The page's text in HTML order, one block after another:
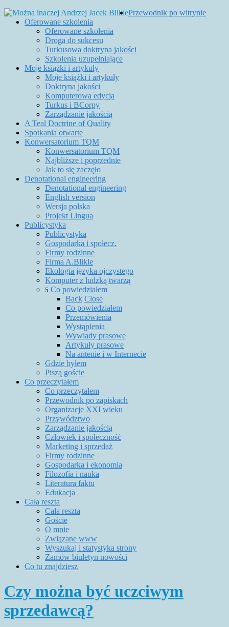
Przewodnik po witrynie
Oferowane szkolenia
Oferowane szkolenia
Droga do sukcesu
Turkusowa doktryna jakości
Szkolenia uzupełniające
Moje książki i artykuły
Moje książki i artykuły
Doktryna jakości
Komputerowa edycja
Turkus i BCorpy
Zarządzanie jakością
A Teal Doctrine of Quality
Spotkania otwarte
Konwersatorium TQM
Konwersatorium TQM
Najbliższe i poprzednie
Jak to się zaczęło
Denotational engineering
Denotational engineering
English version
Wersja polska
Projekt Lingua
Publicystyka
Publicystyka
Gospodarka i społecz.
Firmy rodzinne
Firma A.Blikle
Ekologia języka ojczystego
Komputer z ludzką twarzą
5 Co powiedziałem
Back Close
Co powiedziałem
Przemówienia
Wystąpienia
Wywiady prasowe
Artykuły prasowe
Na antenie i w Internecie
Gdzie byłem
Piszą goście
Co przeczytałem
Co przeczytałem
Przewodnik po zapiskach
Organizacje XXI wieku
Przywództwo
Zarządzanie jakością
Człowiek i społeczność
Marketing i sprzedaż
Firmy rodzinne
Gospodarka i ekonomia
Filozofia i nauka
Literatura faktu
Edukacja
Cała reszta
Cała reszta
Goście
O mnie
Związane www
Wyszukaj i statystyka strony
Zamów biuletyn nowości
Co tu znajdziesz
Czy można być uczciwym
sprzedawcą?